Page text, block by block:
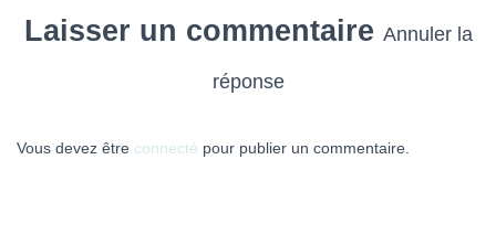
Laisser un commentaire Annuler la
réponse
Vous devez être connecté pour publier un commentaire.